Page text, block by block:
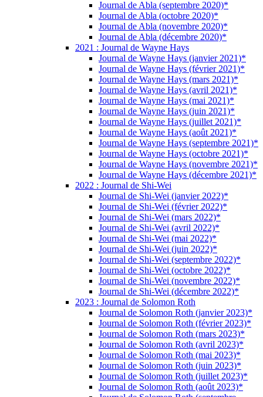
Journal de Abla (septembre 2020)*
Journal de Abla (octobre 2020)*
Journal de Abla (novembre 2020)*
Journal de Abla (décembre 2020)*
2021 : Journal de Wayne Hays
Journal de Wayne Hays (janvier 2021)*
Journal de Wayne Hays (février 2021)*
Journal de Wayne Hays (mars 2021)*
Journal de Wayne Hays (avril 2021)*
Journal de Wayne Hays (mai 2021)*
Journal de Wayne Hays (juin 2021)*
Journal de Wayne Hays (juillet 2021)*
Journal de Wayne Hays (août 2021)*
Journal de Wayne Hays (septembre 2021)*
Journal de Wayne Hays (octobre 2021)*
Journal de Wayne Hays (novembre 2021)*
Journal de Wayne Hays (décembre 2021)*
2022 : Journal de Shi-Wei
Journal de Shi-Wei (janvier 2022)*
Journal de Shi-Wei (février 2022)*
Journal de Shi-Wei (mars 2022)*
Journal de Shi-Wei (avril 2022)*
Journal de Shi-Wei (mai 2022)*
Journal de Shi-Wei (juin 2022)*
Journal de Shi-Wei (septembre 2022)*
Journal de Shi-Wei (octobre 2022)*
Journal de Shi-Wei (novembre 2022)*
Journal de Shi-Wei (décembre 2022)*
2023 : Journal de Solomon Roth
Journal de Solomon Roth (janvier 2023)*
Journal de Solomon Roth (février 2023)*
Journal de Solomon Roth (mars 2023)*
Journal de Solomon Roth (avril 2023)*
Journal de Solomon Roth (mai 2023)*
Journal de Solomon Roth (juin 2023)*
Journal de Solomon Roth (juillet 2023)*
Journal de Solomon Roth (août 2023)*